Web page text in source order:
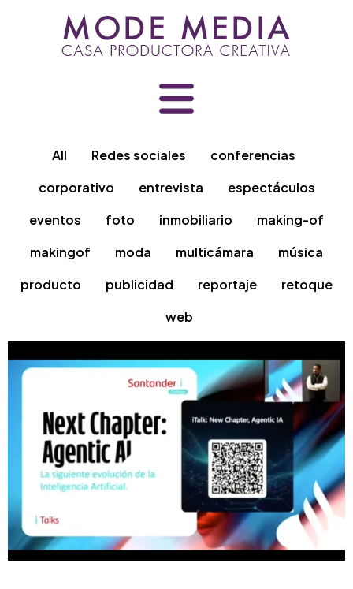
All Redes sociales
conferencias
corporativo
entrevista
espectáculos
eventos
foto inmobiliario
making-of
makingof
moda multicámara
música
producto
publicidad reportaje
retoque
web